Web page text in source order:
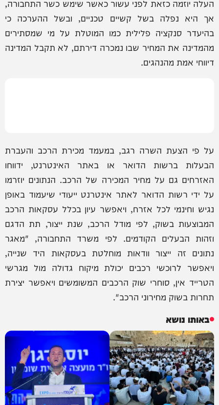
העלה יוזמה כזאת לפני עשור כאשר שימש כשר התחבורה,
אך היא נפלה בשל קשיים טכניים, ובשל ההערכה כי
בהיעדר סנקציה פלילית כמו המוטלת על מי שמסתירים
מהמדינה את המחיר שבו נמכרה דירתם, לא תקבל המדינה
דיווחי אמת מהנהגים.
על פי הצעת השרה רגב, במעמד מכירת הרכב והעברת
הבעלות ברשות הדואר או באתר האינטרנט, ידווחו
האזרחים גם על מחיר המכירה של הרכב. הנתונים יוזרמו
על ידי רשות הדואר לאתר אינטרנט ייעודי שיעמוד באופן
נגיש וחינמי לכל אזרח, ויאפשר עיון בכלל עסקאות הרכב
המבוצעות בשוק, לפי מודל הרכב, שנת ייצור, תת הדגם
וזהות הבעלים הקודמים. לפי משרד התחבורה, "מאגר
נתונים זה ייצור וודאות מוחלטת בעסקאות היד שנייה,
ויאפשר לרוכשי רכבים יכולת מיקוח גדולה מול מגרשי
הטרייד אין, סוחרי שוק הרכבים המשומשים ויאפשר יצירת
תחרות בשוק מחירוני הרכב".
באותו נושא